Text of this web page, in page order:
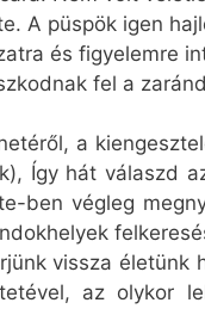
A püspök igen
és figyelemre
fel a
a
Így hát válaszd
ben végleg
vissza életünk
az olykor